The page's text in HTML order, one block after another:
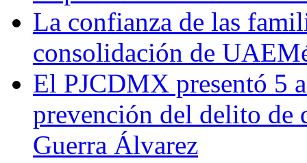
La confianza de las
consolidación de
El PJCDMX presentó 5
prevención del delito de
Guerra Álvarez